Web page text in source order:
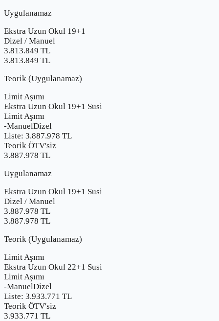
Uygulanamaz
Ekstra Uzun Okul 19+1
Dizel / Manuel
3.813.849 TL
3.813.849 TL
Teorik (Uygulanamaz)
Limit Aşımı
Ekstra Uzun Okul 19+1 Susi
Limit Aşımı
-ManuelDizel
Liste: 3.887.978 TL
Teorik ÖTV'siz
3.887.978 TL
Uygulanamaz
Ekstra Uzun Okul 19+1 Susi
Dizel / Manuel
3.887.978 TL
3.887.978 TL
Teorik (Uygulanamaz)
Limit Aşımı
Ekstra Uzun Okul 22+1 Susi
Limit Aşımı
-ManuelDizel
Liste: 3.933.771 TL
Teorik ÖTV'siz
3.933.771 TL